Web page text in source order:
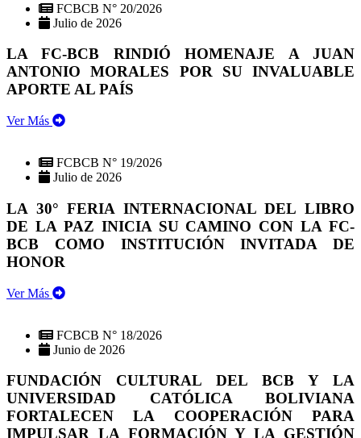
FCBCB N° 20/2026
Julio de 2026
LA FC-BCB RINDIÓ HOMENAJE A JUAN
ANTONIO MORALES POR SU INVALUABLE
APORTE AL PAÍS
Ver Más
FCBCB N° 19/2026
Julio de 2026
LA 30° FERIA INTERNACIONAL DEL LIBRO
DE LA PAZ INICIA SU CAMINO CON LA FC-
BCB COMO INSTITUCIÓN INVITADA DE
HONOR
Ver Más
FCBCB N° 18/2026
Junio de 2026
FUNDACIÓN CULTURAL DEL BCB Y LA
UNIVERSIDAD CATÓLICA BOLIVIANA
FORTALECEN LA COOPERACIÓN PARA
IMPULSAR LA FORMACIÓN Y LA GESTIÓN